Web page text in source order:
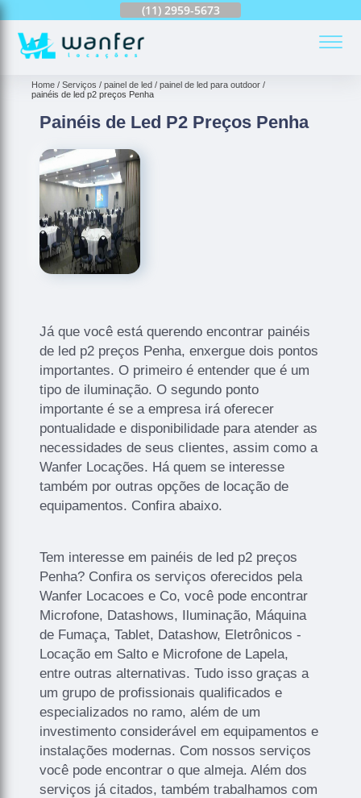
(11) 2959-5673
Home Serviços painel de led
painel de led para outdoor
painéis de led p2 preços Penha
Painéis de Led P2 Preços Penha
Já que você está querendo encontrar painéis
de led p2 preços Penha, enxergue dois pontos
importantes. O primeiro é entender que é um
tipo de iluminação. O segundo ponto
importante é se a empresa irá oferecer
pontualidade e disponibilidade para atender as
necessidades de seus clientes, assim como a
Wanfer Locações. Há quem se interesse
também por outras opções de locação de
equipamentos. Confira abaixo.
Tem interesse em painéis de led p2 preços
Penha? Confira os serviços oferecidos pela
Wanfer Locacoes e Co, você pode encontrar
Microfone, Datashows, Iluminação, Máquina
de Fumaça, Tablet, Datashow, Eletrônicos -
Locação em Salto e Microfone de Lapela,
entre outras alternativas. Tudo isso graças a
um grupo de profissionais qualificados e
especializados no ramo, além de um
investimento considerável em equipamentos e
instalações modernas. Com nossos serviços
você pode encontrar o que almeja. Além dos
serviços já citados, também trabalhamos com